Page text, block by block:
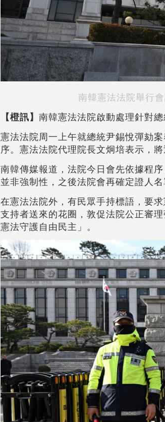
南韓憲法法院舉行
【橙訊】 南韓憲法法院啟動處理針對
憲法法院周一上午就總統尹錫悅彈劾
序。憲法法院代理院長文炯培表示，
南韓傳媒報道，法院今日會先依據程
並非強制性，之後法院會再確定證人名
在憲法法院外，有民眾手持標語，要
支持者送來的花圈，敦促法院公正審
憲法守護自由民主」。